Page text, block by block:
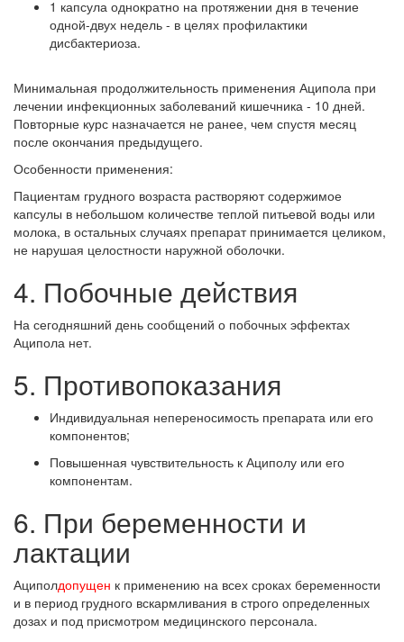
1 капсула однократно на протяжении дня в течение
одной-двух недель - в целях профилактики
дисбактериоза.
Минимальная продолжительность применения Аципола при
лечении инфекционных заболеваний кишечника - 10 дней.
Повторные курс назначается не ранее, чем спустя месяц
после окончания предыдущего.
Особенности применения:
Пациентам грудного возраста растворяют содержимое
капсулы в небольшом количестве теплой питьевой воды или
молока, в остальных случаях препарат принимается целиком,
не нарушая целостности наружной оболочки.
4. Побочные действия
На сегодняшний день сообщений о побочных эффектах
Аципола нет.
5. Противопоказания
Индивидуальная непереносимость препарата или его
компонентов;
Повышенная чувствительность к Ациполу или его
компонентам.
6. При беременности и
лактации
Ациполдопущен к применению на всех сроках беременности
и в период грудного вскармливания в строго определенных
дозах и под присмотром медицинского персонала.